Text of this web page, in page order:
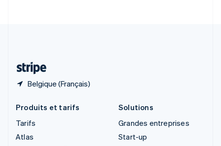
Belgique (Français)
Produits et tarifs
Tarifs
Atlas
Solutions
Grandes entreprises
Start-up